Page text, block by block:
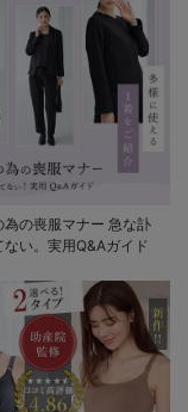
為の喪服マナー 急な訃
ない。実用Q&Aガイド